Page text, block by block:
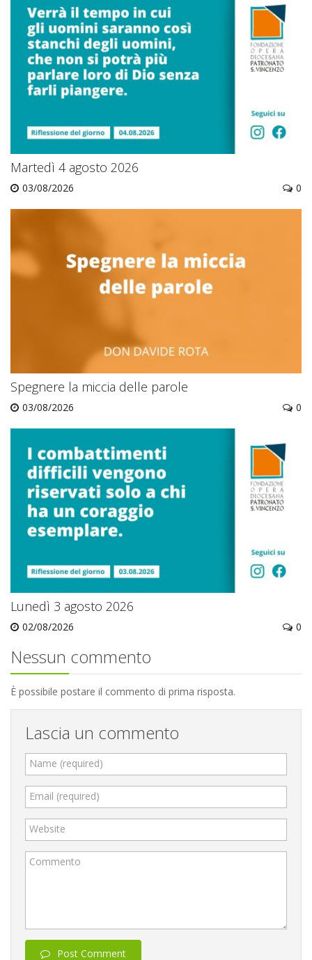
Martedì 4 agosto 2026
03/08/2026 0
Spegnere la miccia delle parole
03/08/2026 0
Lunedì 3 agosto 2026
02/08/2026 0
Nessun commento
È possibile postare il commento di prima risposta.
Lascia un commento
Name (required)
Email (required)
Website
Commento
Post Comment